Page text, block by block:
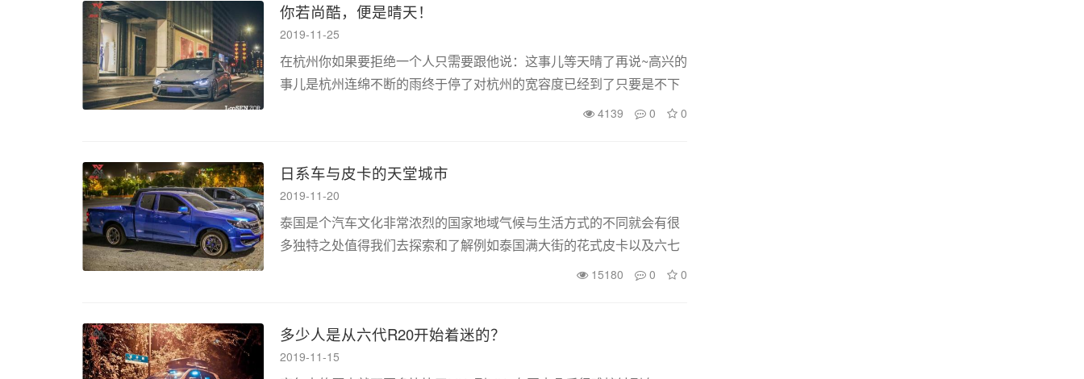
你若尚酷，便是晴天！
2019-11-25
在杭州你如果要拒绝一个人只需要跟他说：这事儿等天晴了再说~高兴的
事儿是杭州连绵不断的雨终于停了对杭州的宽容度已经到了只要是不下
雨哪怕是阴天哪怕地都是湿的我们都算你是晴天但过分的事实是：等这
4139 0 0
日系车与皮卡的天堂城市
2019-11-20
泰国是个汽车文化非常浓烈的国家地域气候与生活方式的不同就会有很
多独特之处值得我们去探索和了解例如泰国满大街的花式皮卡以及六七
十年代的老车还有那些国内没有的车款改装的合法性是泰国汽车文化发
15180 0 0
多少人是从六代R20开始着迷的？
2019-11-15